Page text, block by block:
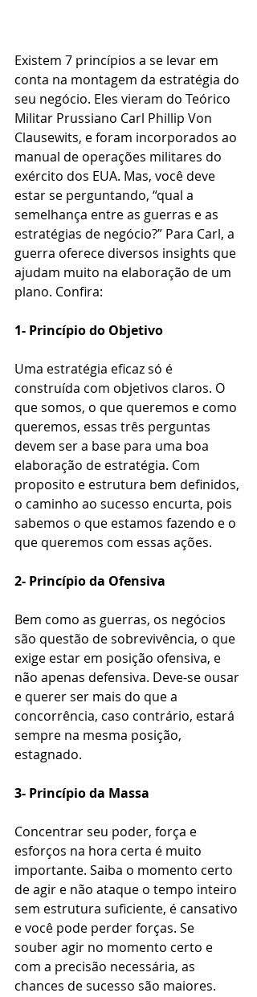
Existem 7 princípios a se levar em
conta na montagem da estratégia do
seu negócio. Eles vieram do Teórico
Militar Prussiano Carl Phillip Von
Clausewits, e foram incorporados ao
manual de operações militares do
exército dos EUA. Mas, você deve
estar se perguntando, “qual a
semelhança entre as guerras e as
estratégias de negócio?” Para Carl, a
guerra oferece diversos insights que
ajudam muito na elaboração de um
plano. Confira:
1- Princípio do Objetivo
Uma estratégia eficaz só é
construída com objetivos claros. O
que somos, o que queremos e como
queremos, essas três perguntas
devem ser a base para uma boa
elaboração de estratégia. Com
proposito e estrutura bem definidos,
o caminho ao sucesso encurta, pois
sabemos o que estamos fazendo e o
que queremos com essas ações.
2- Princípio da Ofensiva
Bem como as guerras, os negócios
são questão de sobrevivência, o que
exige estar em posição ofensiva, e
não apenas defensiva. Deve-se ousar
e querer ser mais do que a
concorrência, caso contrário, estará
sempre na mesma posição,
estagnado.
3- Princípio da Massa
Concentrar seu poder, força e
esforços na hora certa é muito
importante. Saiba o momento certo
de agir e não ataque o tempo inteiro
sem estrutura suficiente, é cansativo
e você pode perder forças. Se
souber agir no momento certo e
com a precisão necessária, as
chances de sucesso são maiores.